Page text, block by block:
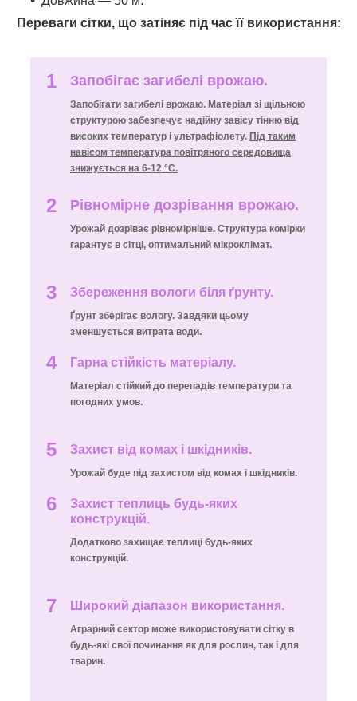
Переваги сітки, що затіняє під час її використання:
1 Запобігає загибелі врожаю.
Запобігати загибелі врожаю. Матеріал зі щільною
структурою забезпечує надійну завісу тінню від
високих температур і ультрафіолету. Під таким
навісом температура повітряного середовища
знижується на 6-12 °C.
2 Рівномірне дозрівання врожаю.
Урожай дозріває рівномірніше. Структура комірки
гарантує в сітці, оптимальний мікроклімат.
3 Збереження вологи біля ґрунту.
Ґрунт зберігає вологу. Завдяки цьому
зменшується витрата води.
4 Гарна стійкість матеріалу.
Матеріал стійкий до перепадів температури та
погодних умов.
5 Захист від комах і шкідників.
Урожай буде під захистом від комах і шкідників.
6
Захист теплиць будь-яких
конструкцій.
Додатково захищає теплиці будь-яких
конструкцій.
7 Широкий діапазон використання.
Аграрний сектор може використовувати сітку в
будь-які свої починання як для рослин, так і для
тварин.